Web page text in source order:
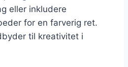
eller inkludere
for en farverig ret.
til kreativitet i